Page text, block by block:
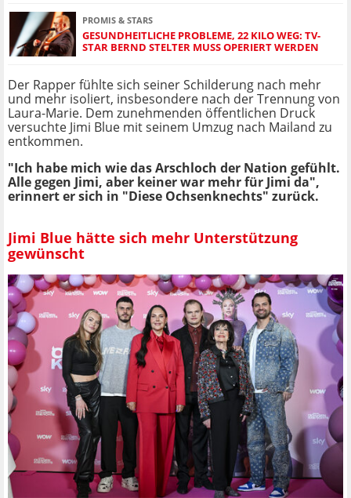
PROMIS & STARS
GESUNDHEITLICHE PROBLEME, 22 KILO WEG: TV-
STAR BERND STELTER MUSS OPERIERT WERDEN
Der Rapper fühlte sich seiner Schilderung nach mehr
und mehr isoliert, insbesondere nach der Trennung von
Laura-Marie. Dem zunehmenden öffentlichen Druck
versuchte Jimi Blue mit seinem Umzug nach Mailand zu
entkommen.
"Ich habe mich wie das Arschloch der Nation gefühlt.
Alle gegen Jimi, aber keiner war mehr für Jimi da",
erinnert er sich in "Diese Ochsenknechts" zurück.
Jimi Blue hätte sich mehr Unterstützung
gewünscht